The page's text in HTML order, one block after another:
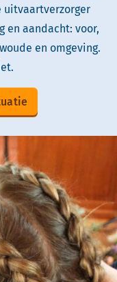
uitvaartverzorger
en aandacht: voor,
en omgeving.